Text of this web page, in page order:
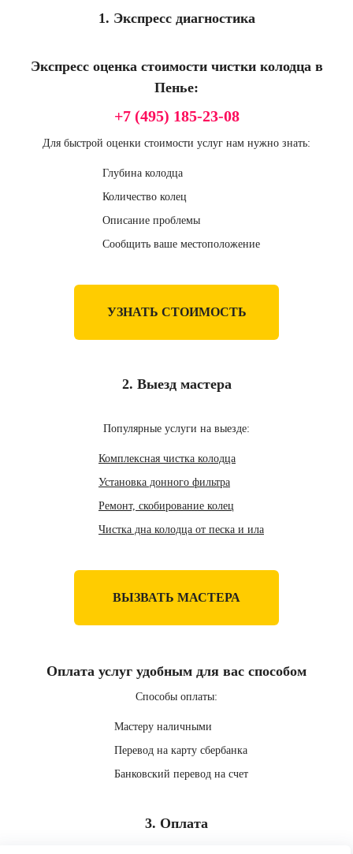
1. Экспресс диагностика
Экспресс оценка стоимости чистки колодца в
Пенье:
+7 (495) 185-23-08
Для быстрой оценки стоимости услуг нам нужно знать:
Глубина колодца
Количество колец
Описание проблемы
Сообщить ваше местоположение
УЗНАТЬ СТОИМОСТЬ
2. Выезд мастера
Популярные услуги на выезде:
Комплексная чистка колодца
Установка донного фильтра
Ремонт, скобирование колец
Чистка дна колодца от песка и ила
ВЫЗВАТЬ МАСТЕРА
3. Оплата
Оплата услуг удобным для вас способом
Способы оплаты:
Мастеру наличными
Перевод на карту сбербанка
Банковский перевод на счет